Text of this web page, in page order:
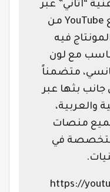
“اتاني” عبر
قناته الرسمية في موقع YouTube من
فيه
مع لون
متضمناً
جانب بثها عبر
والعربية،
منصات
في
https://